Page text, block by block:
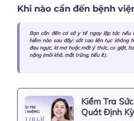
Khi nào cần đến bệnh
Bạn cần đến cơ sở y tế ngay lập tức nếu
hiểm nào sau đây: sốt cao liên tục không
đau ngực, lơ mơ hoặc mất ý thức, co giật,
nặng (môi khô, mắt trũng, tiểu ít).
Kiểm Tra
Quát Định Kỳ